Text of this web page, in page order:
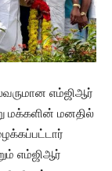
எம்ஜிஆர்
மக்களின் மனதில்
எம்ஜிஆர்